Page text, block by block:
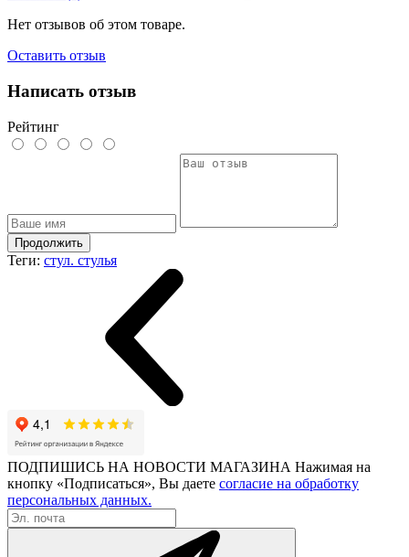
Нет отзывов об этом товаре.
Оставить отзыв
Написать отзыв
Рейтинг
Продолжить
Теги: стул. стулья
ПОДПИШИСЬ НА НОВОСТИ МАГАЗИНА Нажимая на
кнопку «Подписаться», Вы даете согласие на обработку
персональных данных.